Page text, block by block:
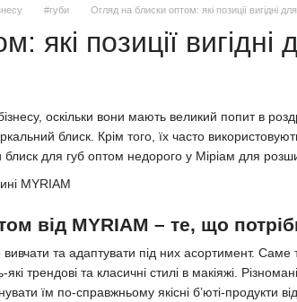
#губи Огляд на блиски оптом: які позиції вигідні
які позиції вигідні
оскільки вони мають великий попит в
блиск. Крім того, їх часто
для губ оптом недорого у Міріам для
від MYRIAM – те, що
вивчати та адаптувати під них асортимент.
трендові та класичні стилі в макіяжі.
їм по-справжньому якісні б’юті-продукти